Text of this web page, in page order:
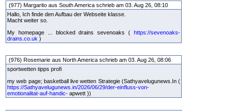
(977) Margarito aus South America schrieb am 03. Aug 26, 08:10
Hallo, Ich finde den Aufbau der Webseite klasse.
Macht weiter so.
My homepage ... blocked drains sevenoaks ( https://sevenoaks-
drains.co.uk )
(976) Rosemarie aus North America schrieb am 03. Aug 26, 08:06
sportwetten tipps profi
my web page; basketball live wetten Strategie (Sathyavelugunews.In (
https://Sathyavelugunews.in/2026/06/29/der-einfluss-von-
emotionalitat-auf-handic- apwett ))